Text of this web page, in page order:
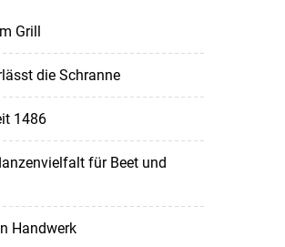
Grill
die Schranne
1486
für Beet und
Handwerk